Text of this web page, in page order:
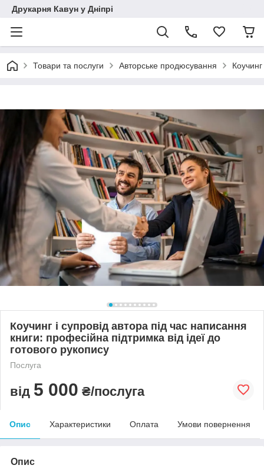
Друкарня Кавун у Дніпрі
Товари та послуги Авторське продюсування
Коучинг і супровід автора під час написання
книги: професійна підтримка від ідеї до
готового рукопису
Послуга
від 5 000 ₴/послуга
Опис Характеристики Оплата Умови повернення
Опис